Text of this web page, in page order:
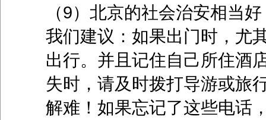
（9）北京的社会治安相当
我们建议：如果出门时，尤
出行。并且记住自己所住酒
失时，请及时拨打导游或旅
解难！如果忘记了这些电话